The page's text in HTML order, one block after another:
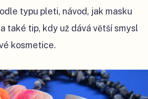
typu pleti, návod, jak masku
také tip, kdy už dává větší smysl
kosmetice.